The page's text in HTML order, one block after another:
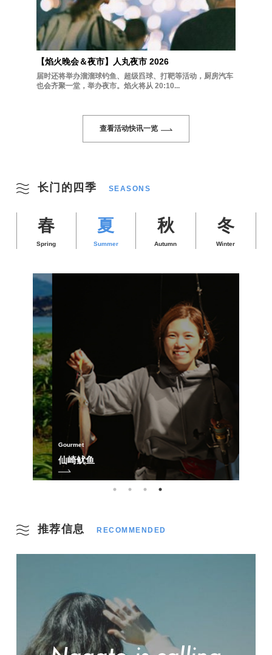
【焰火晚会＆夜市】人丸夜市 2026
届时还将举办溜溜球钓鱼、超级舀球、打靶等活动，厨房汽车
也会齐聚一堂，举办夜市。焰火将从 20:10...
查看活动快讯一览
长门的四季 SEASONS
春
Spring
夏
Summer
秋
Autumn
冬
Winter
Sightseeing Spots
千叠敷
Gourmet
仙崎鱿鱼
推荐信息 RECOMMENDED